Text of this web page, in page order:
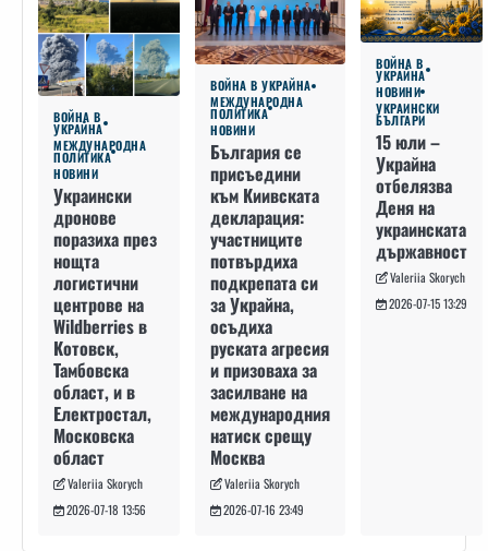
ВОЙНА В
УКРАЙНА
МЕЖДУНАРОДНА
ПОЛИТИКА
НОВИНИ
Украински
дронове
поразиха през
нощта
логистични
центрове на
Wildberries в
Котовск,
Тамбовска
област, и в
Електростал,
Московска
област
Valeriia Skorych
2026-07-18 13:56
ВОЙНА В УКРАЙНА
МЕЖДУНАРОДНА
ПОЛИТИКА
НОВИНИ
България се
присъедини
към Киивската
декларация:
участниците
потвърдиха
подкрепата си
за Украйна,
осъдиха
руската агресия
и призоваха за
засилване на
международния
натиск срещу
Москва
Valeriia Skorych
2026-07-16 23:49
ВОЙНА В
УКРАЙНА
НОВИНИ
УКРАИНСКИ
БЪЛГАРИ
15 юли –
Украйна
отбелязва
Деня на
украинската
държавност
Valeriia Skorych
2026-07-15 13:29